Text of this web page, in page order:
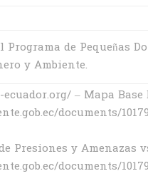
de Pequeñas
y Ambiente.
– Mapa Base
documents/
Presiones y Amenazas
documents/